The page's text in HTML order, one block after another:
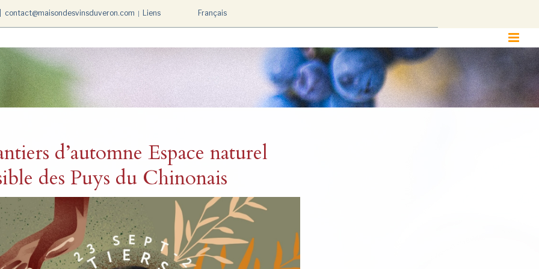
contact@maisondesvinsduveron.com Liens Français
d’automne Espace naturel
des Puys du Chinonais